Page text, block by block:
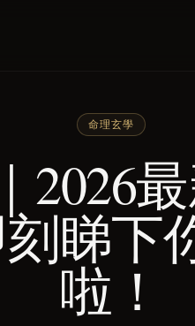
命理玄學
2026
睇下
啦！